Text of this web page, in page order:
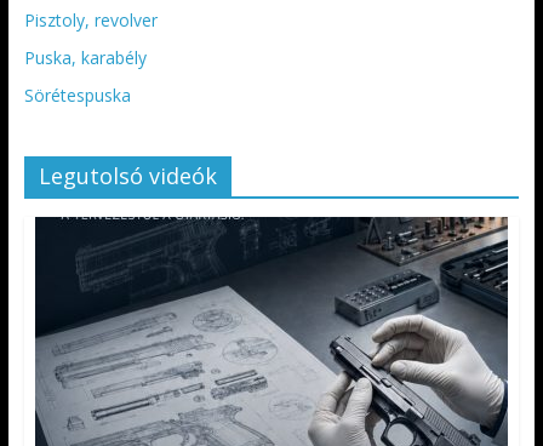
Pisztoly, revolver
Puska, karabély
Sörétespuska
Legutolsó videók